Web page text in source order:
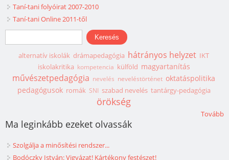
Taní-tani folyóirat 2007-2010
Taní-tani Online 2011-től
Keresés űrlap
Keresés
alternatív iskolák drámapedagógia hátrányos helyzet IKT
iskolakritika kompetencia külföld magyartanítás
művészetpedagógia nevelés neveléstörténet oktatáspolitika
pedagógusok romák SNI szabad nevelés tantárgy-pedagógia
örökség
Tovább
Ma leginkább ezeket olvassák
Szolgálja a minősítési rendszer...
Bodóczky István: Vigyázat! Kártékony festészet!